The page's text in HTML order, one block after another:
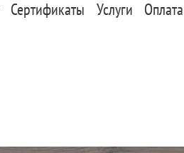
Сертификаты Услуги